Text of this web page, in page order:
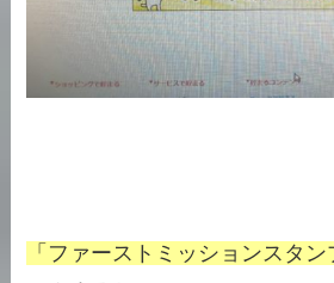
「ファーストミッションスタン